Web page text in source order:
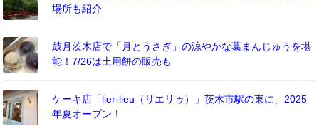
場所も紹介
鼓月茨木店で「月とうさぎ」の涼やかな葛まんじゅうを堪
能！7/26は土用餅の販売も
ケーキ店「lier-lieu（リエリゥ）」茨木市駅の東に、2025
年夏オープン！